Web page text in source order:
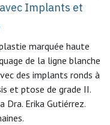
Implants et
marquée haute
de la ligne blanche
des implants ronds à
et ptose de grade II.
Dra. Erika Gutiérrez.